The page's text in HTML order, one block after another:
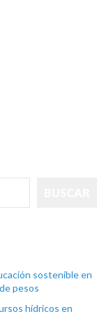
sostenible en
pesos
hídricos en